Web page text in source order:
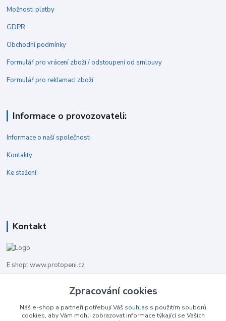
Možnosti platby
GDPR
Obchodní podmínky
Formulář pro vrácení zboží / odstoupení od smlouvy
Formulář pro reklamaci zboží
Informace o provozovateli:
Informace o naší společnosti
Kontakty
Ke stažení:
Kontakt
E shop: www.protopeni.cz
+420 483 710 226Zpracování cookies
Náš e-shop a partneři potřebují Váš souhlas s použitím souborů
cookies, aby Vám mohli zobrazovat informace týkající se Vašich